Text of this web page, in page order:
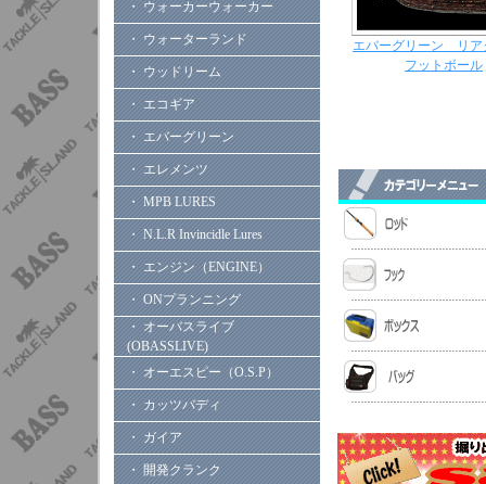
・ ウォーカーウォーカー
・ ウォーターランド
・ ウッドリーム
・ エコギア
・ エバーグリーン
・ エレメンツ
・ MPB LURES
・ N.L.R Invincidle Lures
・ エンジン（ENGINE）
・ ONプランニング
・ オーバスライブ
(OBASSLIVE)
・ オーエスピー（O.S.P）
・ カッツバディ
・ ガイア
・ 開発クランク
エバーグリーン リア
フットボール